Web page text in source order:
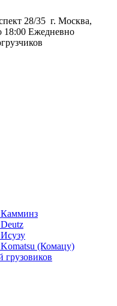
28/35 г. Москва,
18:00 Ежедневно
Камминз
(Комацу)
грузовиков